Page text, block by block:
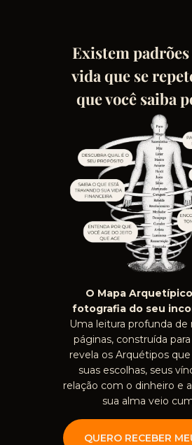
Existem padrões
vida que se
que você saiba
O Mapa
fotografia do seu
Uma leitura profunda de
páginas, construída
revela os Arquétipos
suas escolhas, seus
relação com o dinheiro e
sua alma veio
QUERO RECEBER